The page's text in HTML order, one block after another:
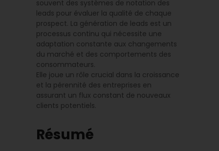
souvent des systèmes de notation des
leads pour évaluer la qualité de chaque
prospect. La génération de leads est un
processus continu qui nécessite une
adaptation constante aux changements
du marché et des comportements des
consommateurs.
Elle joue un rôle crucial dans la croissance
et la pérennité des entreprises en
assurant un flux constant de nouveaux
clients potentiels.
Résumé